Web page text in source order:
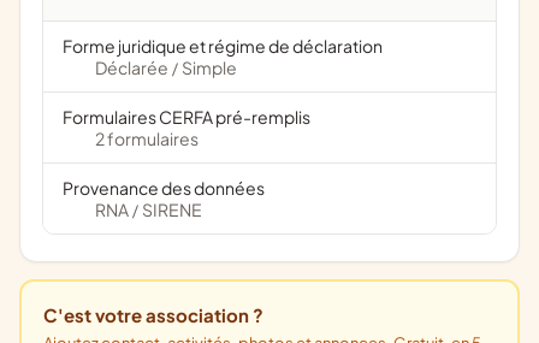
Forme juridique et régime de déclaration
Déclarée / Simple
Formulaires CERFA pré-remplis
2 formulaires
Provenance des données
RNA / SIRENE
C'est votre association ?